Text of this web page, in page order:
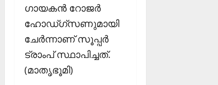
ഗായകന്‍ റോജര്‍
ഹോഡ്ഗ്‌സണുമായി
ചേര്‍ന്നാണ് സൂപ്പര്‍
ട്രാംപ് സ്ഥാപിച്ചത്.
(മാതൃഭൂമി)